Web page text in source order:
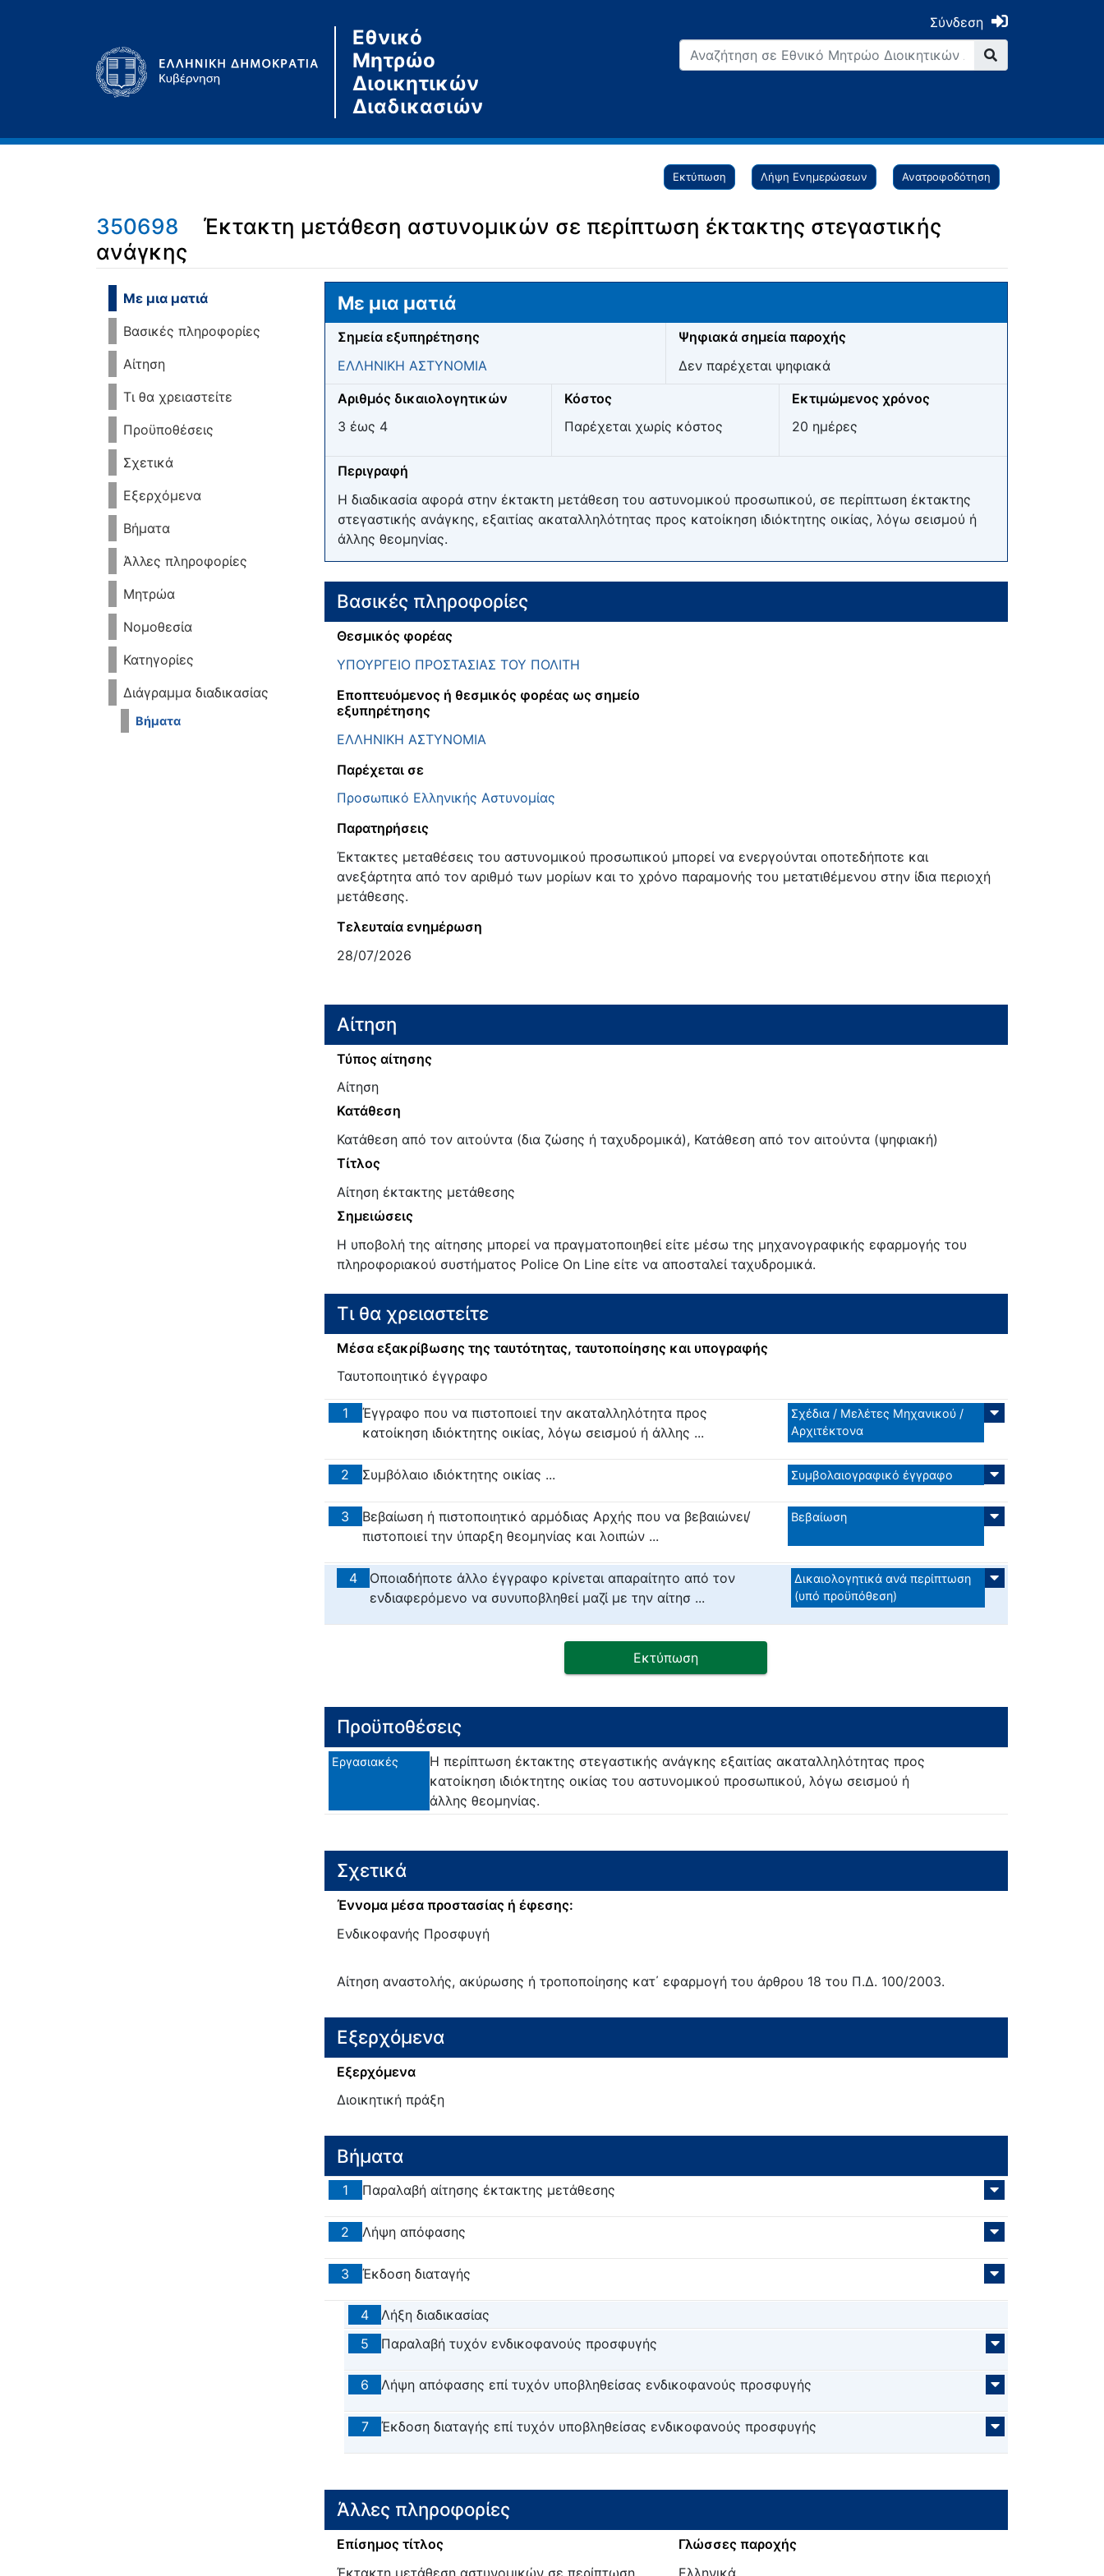
Εθνικό
Μητρώο
Διοικητικών
Διαδικασιών
Σύνδεση
Εκτύπωση Λήψη Ενημερώσεων Ανατροφοδότηση
350698
Έκτακτη μετάθεση αστυνομικών σε περίπτωση έκτακτης στεγαστικής
ανάγκης
Μετάβαση σε: πλοήγηση
Με μια ματιά
Βασικές πληροφορίες
Αίτηση
Τι θα χρειαστείτε
Προϋποθέσεις
Σχετικά
Εξερχόμενα
Βήματα
Άλλες πληροφορίες
Μητρώα
Νομοθεσία
Κατηγορίες
Διάγραμμα διαδικασίας
Βήματα
Με μια ματιά
Σημεία εξυπηρέτησης
ΕΛΛΗΝΙΚΗ ΑΣΤΥΝΟΜΙΑ
Ψηφιακά σημεία παροχής
Δεν παρέχεται ψηφιακά
Αριθμός δικαιολογητικών
3 έως 4
Κόστος
Παρέχεται χωρίς κόστος
Εκτιμώμενος χρόνος
20 ημέρες
Περιγραφή
Η διαδικασία αφορά στην έκτακτη μετάθεση του αστυνομικού προσωπικού, σε περίπτωση έκτακτης
στεγαστικής ανάγκης, εξαιτίας ακαταλληλότητας προς κατοίκηση ιδιόκτητης οικίας, λόγω σεισμού ή
άλλης θεομηνίας.
Βασικές πληροφορίες
Θεσμικός φορέας
ΥΠΟΥΡΓΕΙΟ ΠΡΟΣΤΑΣΙΑΣ ΤΟΥ ΠΟΛΙΤΗ
Εποπτευόμενος ή θεσμικός φορέας ως σημείο
εξυπηρέτησης
ΕΛΛΗΝΙΚΗ ΑΣΤΥΝΟΜΙΑ
Παρέχεται σε
Προσωπικό Ελληνικής Αστυνομίας
Παρατηρήσεις
Έκτακτες μεταθέσεις του αστυνομικού προσωπικού μπορεί να ενεργούνται οποτεδήποτε και
ανεξάρτητα από τον αριθμό των μορίων και το χρόνο παραμονής του μετατιθέμενου στην ίδια περιοχή
μετάθεσης.
Τελευταία ενημέρωση
28/07/2026
Αίτηση
Τύπος αίτησης
Αίτηση
Κατάθεση
Κατάθεση από τον αιτούντα (δια ζώσης ή ταχυδρομικά), Κατάθεση από τον αιτούντα (ψηφιακή)
Τίτλος
Αίτηση έκτακτης μετάθεσης
Σημειώσεις
Η υποβολή της αίτησης μπορεί να πραγματοποιηθεί είτε μέσω της μηχανογραφικής εφαρμογής του
πληροφοριακού συστήματος Police On Line είτε να αποσταλεί ταχυδρομικά.
Τι θα χρειαστείτε
Μέσα εξακρίβωσης της ταυτότητας, ταυτοποίησης και υπογραφής
Ταυτοποιητικό έγγραφο
1
Έγγραφο που να πιστοποιεί την ακαταλληλότητα προς
κατοίκηση ιδιόκτητης οικίας, λόγω σεισμού ή άλλης ...
Σχέδια / Μελέτες Μηχανικού /
Αρχιτέκτονα
2 Συμβόλαιο ιδιόκτητης οικίας ... Συμβολαιογραφικό έγγραφο
3
Βεβαίωση ή πιστοποιητικό αρμόδιας Αρχής που να βεβαιώνει/
πιστοποιεί την ύπαρξη θεομηνίας και λοιπών ...
Βεβαίωση
4
Οποιαδήποτε άλλο έγγραφο κρίνεται απαραίτητο από τον
ενδιαφερόμενο να συνυποβληθεί μαζί με την αίτησ ...
Δικαιολογητικά ανά περίπτωση
(υπό προϋπόθεση)
Εκτύπωση
Προϋποθέσεις
Εργασιακές
Η περίπτωση έκτακτης στεγαστικής ανάγκης εξαιτίας ακαταλληλότητας προς
κατοίκηση ιδιόκτητης οικίας του αστυνομικού προσωπικού, λόγω σεισμού ή
άλλης θεομηνίας.
Σχετικά
Έννομα μέσα προστασίας ή έφεσης:
Ενδικοφανής Προσφυγή
Αίτηση αναστολής, ακύρωσης ή τροποποίησης κατ΄ εφαρμογή του άρθρου 18 του Π.Δ. 100/2003.
Εξερχόμενα
Εξερχόμενα
Διοικητική πράξη
Βήματα
1 Παραλαβή αίτησης έκτακτης μετάθεσης
2 Λήψη απόφασης
3 Έκδοση διαταγής
4
Λήξη διαδικασίας
5
Παραλαβή τυχόν ενδικοφανούς προσφυγής
6 Λήψη απόφασης επί τυχόν υποβληθείσας ενδικοφανούς προσφυγής
7 Έκδοση διαταγής επί τυχόν υποβληθείσας ενδικοφανούς προσφυγής
Άλλες πληροφορίες
Επίσημος τίτλος
Έκτακτη μετάθεση αστυνομικών σε περίπτωση
Γλώσσες παροχής
Ελληνικά